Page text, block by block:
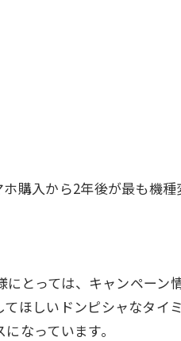
購入から2年後が最も機
とっては、キャンペーン
ほしいドンピシャなタイ
なっています。